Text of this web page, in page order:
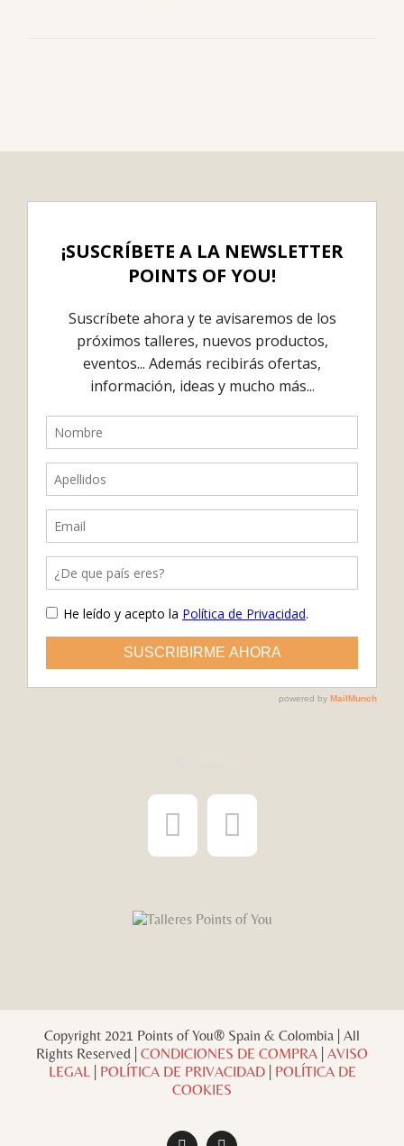
Copyright 2021 Points of You® Spain & Colombia | All
Rights Reserved | CONDICIONES DE COMPRA AVISO
LEGAL| POLÍTICA DE PRIVACIDAD| POLÍTICA DE
COOKIES